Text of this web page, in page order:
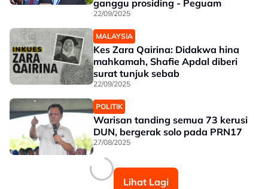
ganggu prosiding - Peguam
22/09/2025
MALAYSIA
Kes Zara Qairina: Didakwa hina
mahkamah, Shafie Apdal diberi
surat tunjuk sebab
22/09/2025
POLITIK
Warisan tanding semua 73 kerusi
DUN, bergerak solo pada PRN17
27/08/2025
Lihat Lagi